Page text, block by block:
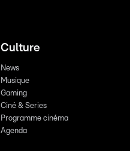
Culture
News
Musique
Gaming
Ciné & Series
Programme cinéma
Agenda